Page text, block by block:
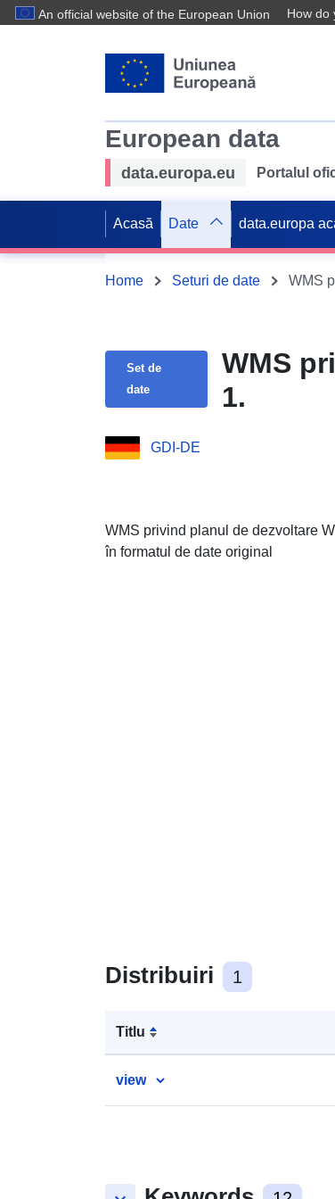
An official website of the European Union How do
European data
data.europa.eu Portalul
Acasă Date data.europa
Home Seturi de date WMS
Set de
date
WMS
1.
GDI-DE
WMS privind planul de dezvoltare
în formatul de date original
Distribuiri 1
Titlu
view